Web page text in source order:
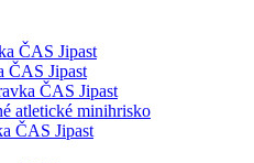
ČAS Jipast
ČAS Jipast
ČAS Jipast
atletické minihrisko
ČAS Jipast